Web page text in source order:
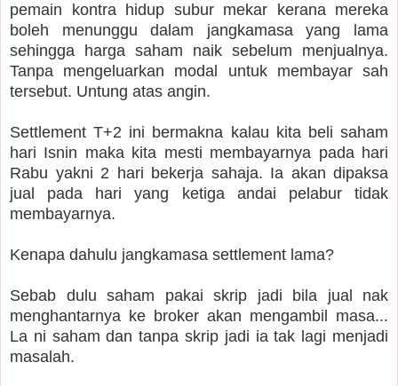
pemain kontra hidup subur mekar kerana mereka
boleh menunggu dalam jangkamasa yang lama
sehingga harga saham naik sebelum menjualnya.
Tanpa mengeluarkan modal untuk membayar sah
tersebut. Untung atas angin.
Settlement T+2 ini bermakna kalau kita beli saham
hari Isnin maka kita mesti membayarnya pada hari
Rabu yakni 2 hari bekerja sahaja. Ia akan dipaksa
jual pada hari yang ketiga andai pelabur tidak
membayarnya.
Kenapa dahulu jangkamasa settlement lama?
Sebab dulu saham pakai skrip jadi bila jual nak
menghantarnya ke broker akan mengambil masa...
La ni saham dan tanpa skrip jadi ia tak lagi menjadi
masalah.